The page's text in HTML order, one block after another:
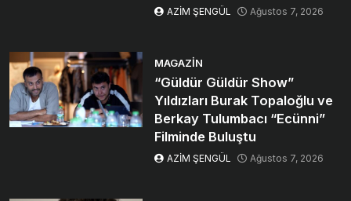
AZİM ŞENGÜL Ağustos 7, 2026
MAGAZIN
“Güldür Güldür Show”
Yıldızları Burak Topaloğlu ve
Berkay Tulumbacı “Ecünni”
Filminde Buluştu
AZİM ŞENGÜL Ağustos 7, 2026